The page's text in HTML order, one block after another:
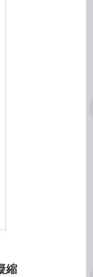
縮